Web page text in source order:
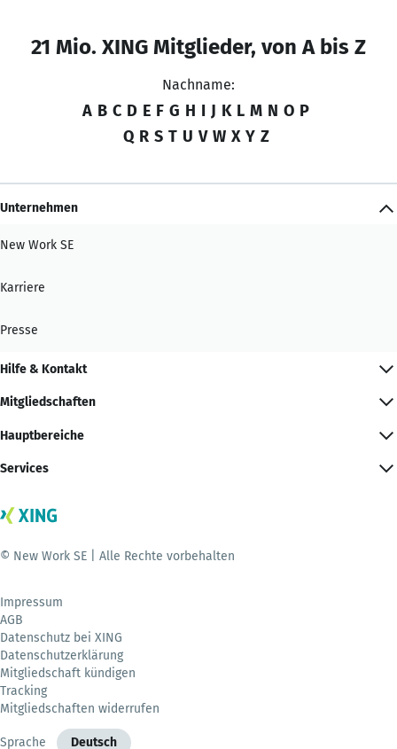
21 Mio. XING Mitglieder, von A bis Z
Nachname:
A B C D E F G H I J K L M N O P
Q R S T U V W X Y Z
Unternehmen
New Work SE
Karriere
Presse
Hilfe & Kontakt
Mitgliedschaften
Hauptbereiche
Services
© New Work SE | Alle Rechte vorbehalten
Impressum
AGB
Datenschutz bei XING
Datenschutzerklärung
Mitgliedschaft kündigen
Tracking
Mitgliedschaften widerrufen
Sprache Deutsch